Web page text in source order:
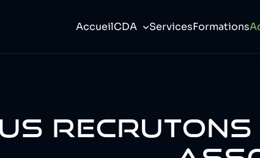
AccueilCDA ServicesFormations